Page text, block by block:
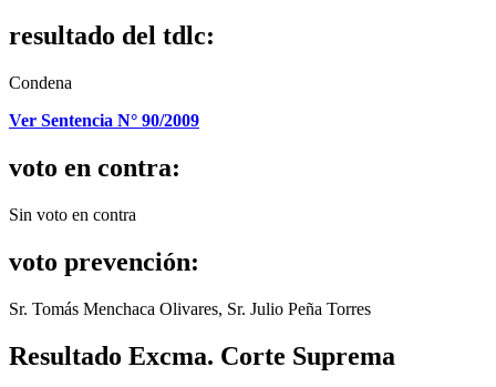
resultado del tdlc:
Condena
Ver Sentencia N° 90/2009
voto en contra:
Sin voto en contra
voto prevención:
Sr. Tomás Menchaca Olivares, Sr. Julio Peña Torres
Resultado Excma. Corte Suprema